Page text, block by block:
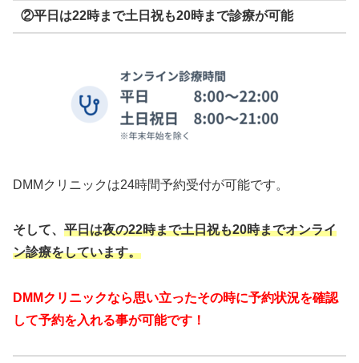
②平日は22時まで土日祝も20時まで診療が可能
DMMクリニックは24時間予約受付が可能です。
そして、 平日は夜の22時まで土日祝も20時までオンライ
ン診療をしています。
DMMクリニックなら思い立ったその時に予約状況を確認
して予約を入れる事が可能です！